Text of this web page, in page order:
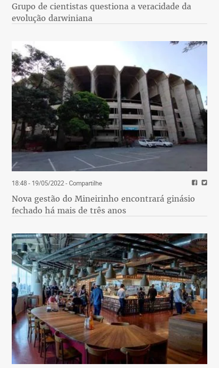
Grupo de cientistas questiona a veracidade da
evolução darwiniana
18:48 - 19/05/2022- Compartilhe
Nova gestão do Mineirinho encontrará ginásio
fechado há mais de três anos